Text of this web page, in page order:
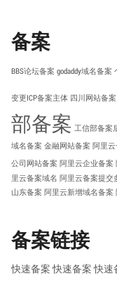
备案
BBS论坛备案 godaddy域名备案
变更ICP备案主体 四川网站备案
部备案 工信部备案
域名备案 金融网站备案 阿里
公司网站备案 阿里云企业备案
里云备案域名 阿里云备案提交
山东备案 阿里云新增域名备案
备案链接
快速备案 快速备案 快速